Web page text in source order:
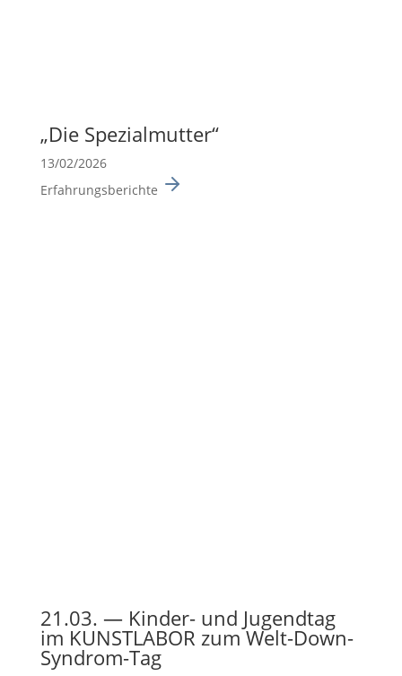
„Die Spezi­al­mutter“
13/02/2026
Erfahrungsberichte
21.03. — Kinder- und Jugendtag
im KUNSTLABOR zum Welt-Down-
Syndrom-Tag